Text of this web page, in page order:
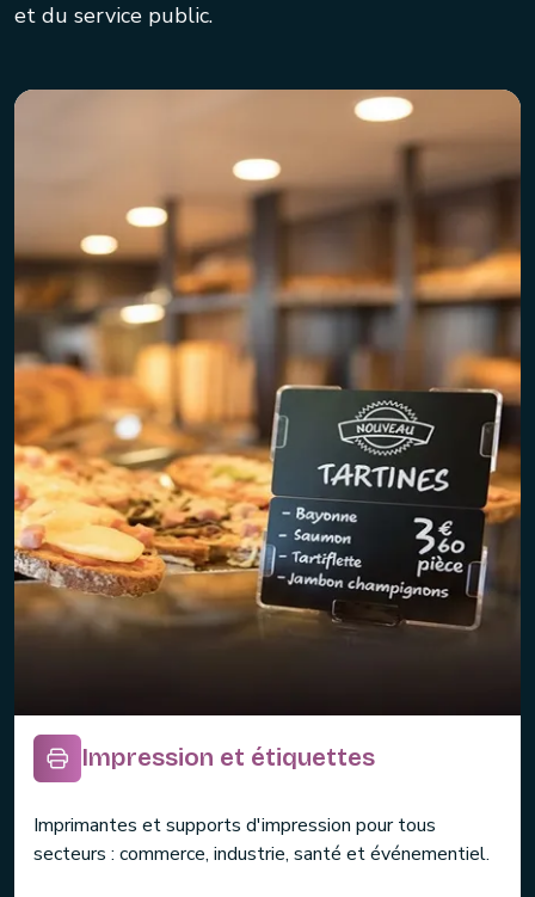
et du service public.
Impression et étiquettes
Imprimantes et supports d'impression pour tous
secteurs : commerce, industrie, santé et événementiel.